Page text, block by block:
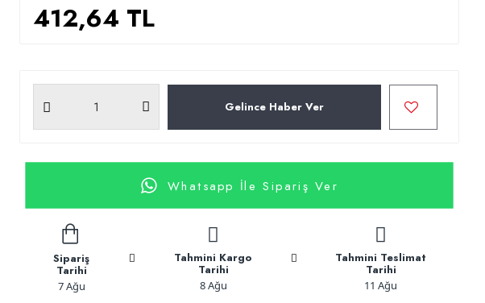
412,64 TL
Gelince Haber Ver
Whatsapp İle Sipariş Ver
Sipariş
Tarihi
7 Ağu
Tahmini Kargo
Tarihi
8 Ağu
Tahmini Teslimat
Tarihi
11 Ağu